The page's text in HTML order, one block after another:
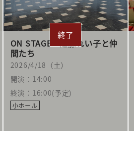
ON STAGE 遠藤れい子と仲
間たち
2026/4/18（土）
開演：14:00
終演：16:00(予定)
小ホール